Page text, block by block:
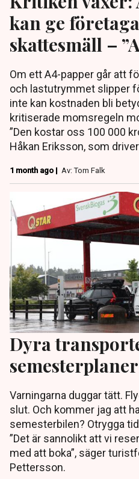
kan ge
skattesmäll –
Om ett A4-papper går att
och lastutrymmet slipper
inte kan kostnaden bli
kritiserade momsregeln
”Den kostar oss 100 000
Håkan Eriksson, som
1 month ago | Av: Tom Falk
Dyra
Varningarna duggar tätt.
slut. Och kommer jag att
semesterbilen? Otrygga
”Det är sannolikt att vi
med att boka”, säger
Pettersson.